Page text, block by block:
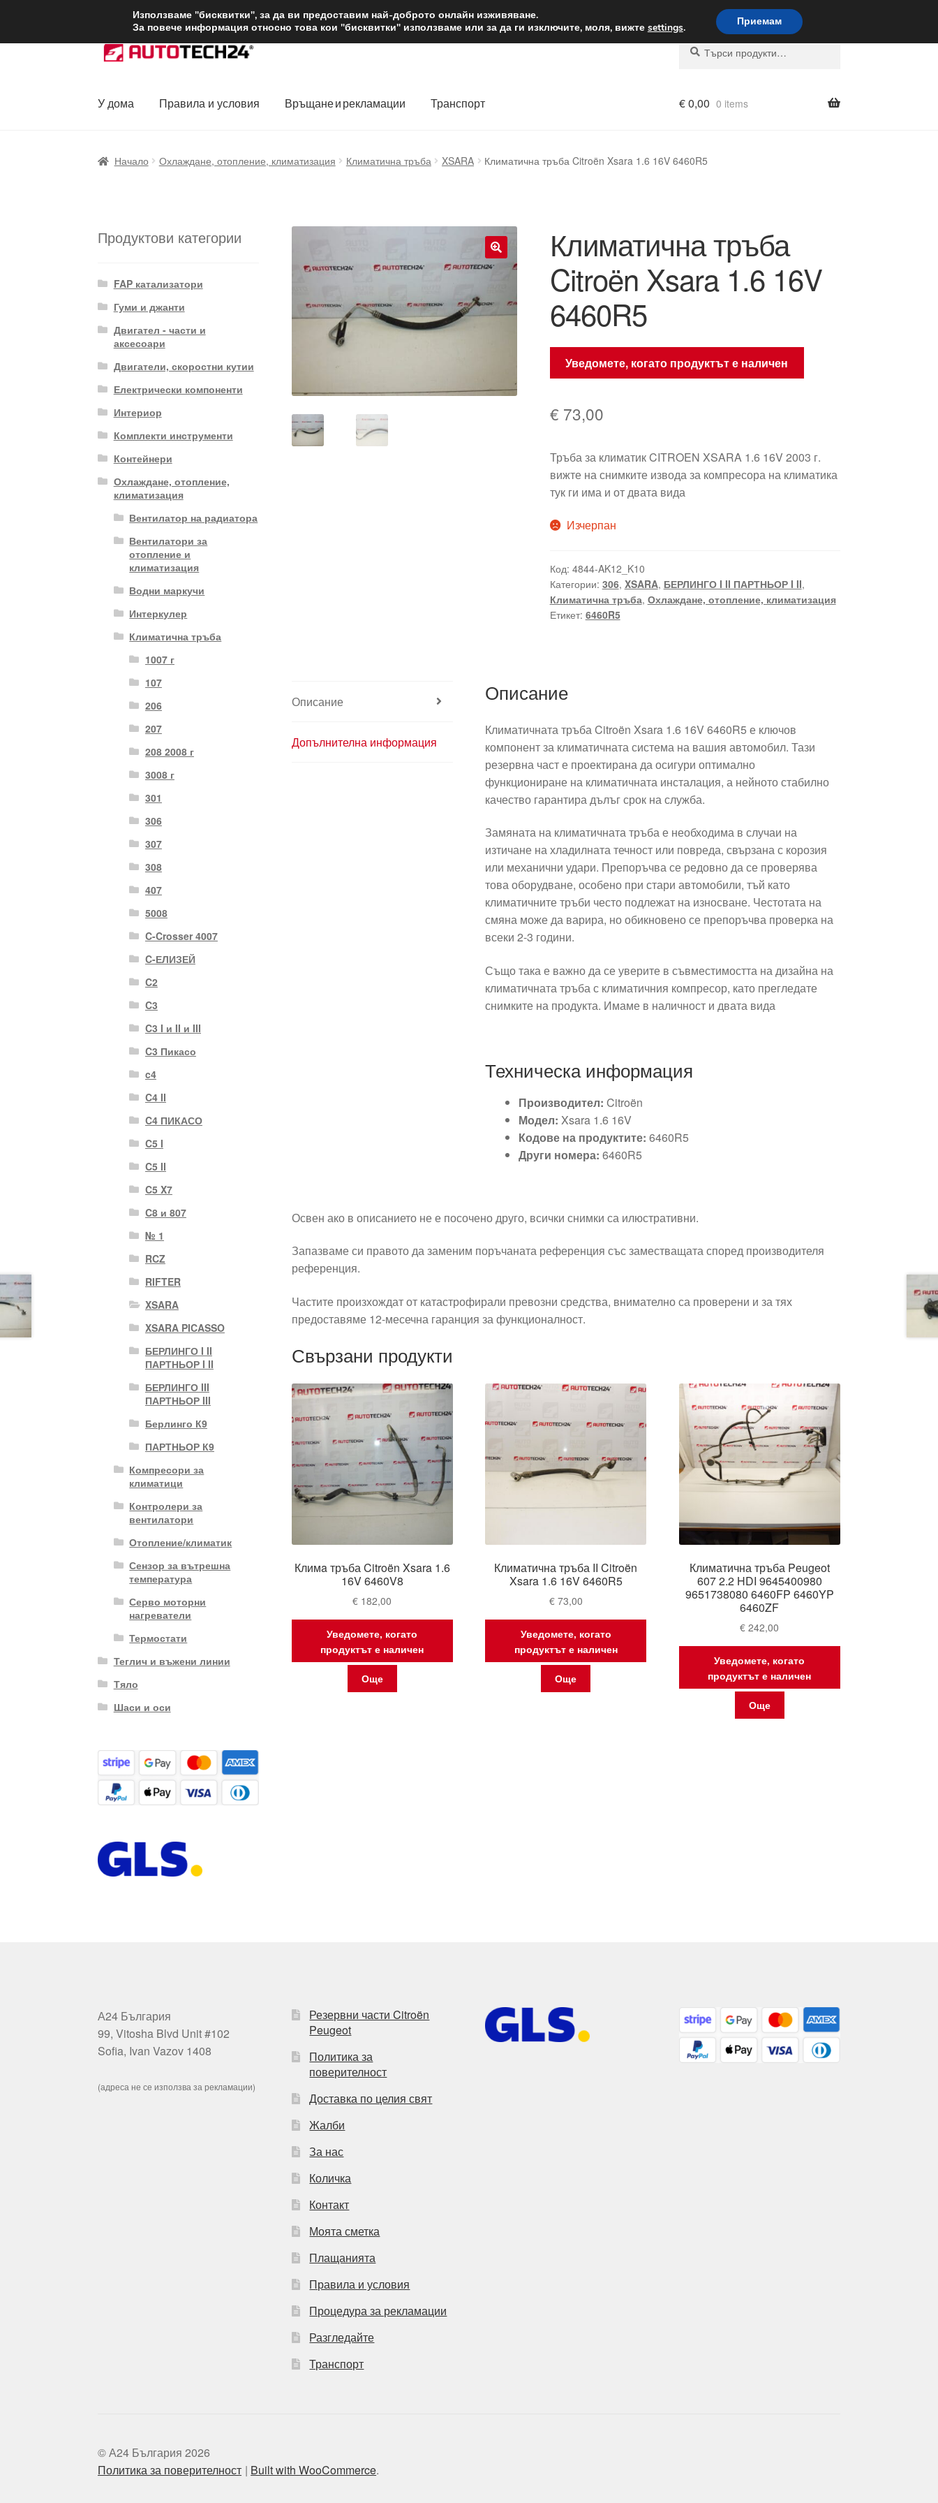
ДОСТАВКА от 12 лв. Доставка по целия свят
Skip
to
Skip
to
Търсене
Търсене
У дома Правила и условия Връщане и рекламации Транспорт €0,00 0 items
Начало Охлаждане, отопление, климатизация Климатична тръба XSARA Климатична тръба Citroën Xsara 1.6 16V 6460R5
🔍
Климатична тръба
Citroën Xsara 1.6 16V
6460R5
Уведомете, когато продуктът е наличен
€ 73,00
Тръба за климатик CITROEN XSARA 1.6 16V 2003 г.
вижте на снимките извода за компресора на климатика
тук ги има и от двата вида
Изчерпан
Код: 4844-AK12_K10
Категории: 306, XSARA, БЕРЛИНГО I II ПАРТНЬОР I II,
Климатична тръба, Охлаждане, отопление, климатизация
Етикет: 6460R5
Описание
Допълнителна информация
Описание
Климатичната тръба Citroën Xsara 1.6 16V 6460R5 е ключов
компонент за климатичната система на вашия автомобил. Тази
резервна част е проектирана да осигури оптимално
функциониране на климатичната инсталация, а нейното стабилно
качество гарантира дълъг срок на служба.
Замяната на климатичната тръба е необходима в случаи на
изтичане на хладилната течност или повреда, свързана с корозия
или механични удари. Препоръчва се редовно да се проверява
това оборудване, особено при стари автомобили, тъй като
климатичните тръби често подлежат на износване. Честотата на
смяна може да варира, но обикновено се препоръчва проверка на
всеки 2-3 години.
Също така е важно да се уверите в съвместимостта на дизайна на
климатичната тръба с климатичния компресор, като прегледате
снимките на продукта. Имаме в наличност и двата вида
Техническа информация
Производител: Citroën
Модел: Xsara 1.6 16V
Кодове на продуктите: 6460R5
Други номера: 6460R5
Освен ако в описанието не е посочено друго, всички снимки са илюстративни.
Запазваме си правото да заменим поръчаната референция със заместващата според производителя
референция.
Частите произхождат от катастрофирали превозни средства, внимателно са проверени и за тях
предоставяме 12-месечна гаранция за функционалност.
Свързани продукти
Климa тръба Citroën Xsara 1.6
16V 6460V8
€ 182,00
Уведомете, когато
продуктът е наличен
Още
Климатична тръба II Citroën
Xsara 1.6 16V 6460R5
€73,00
Уведомете, когато
продуктът е наличен
Още
Климатична тръба Peugeot
607 2.2 HDI 9645400980
9651738080 6460FP 6460YP
6460ZF
€ 242,00
Уведомете, когато
продуктът е наличен
Още
Продуктови категории
FAP катализатори
Гуми и джанти
Двигател - части и
аксесоари
Двигатели, скоростни кутии
Електрически компоненти
Интериор
Комплекти инструменти
Контейнери
Охлаждане, отопление,
климатизация
Вентилатор на радиатора
Вентилатори за
отопление и
климатизация
Водни маркучи
Интеркулер
Климатична тръба
1007 г
107
206
207
208 2008 г
3008 г
301
306
307
308
407
5008
C-Crosser 4007
C-ЕЛИЗЕЙ
C2
C3
C3 I и II и III
C3 Пикасо
c4
C4 II
C4 ПИКАСО
C5 I
C5 II
C5 X7
C8 и 807
№ 1
RCZ
RIFTER
XSARA
XSARA PICASSO
БЕРЛИНГО I II
ПАРТНЬОР I II
БЕРЛИНГО III
ПАРТНЬОР III
Берлинго К9
ПАРТНЬОР К9
Компресори за
климатици
Контролери за
вентилатори
Отопление/климатик
Сензор за вътрешна
температура
Серво моторни
нагреватели
Термостати
Теглич и въжени линии
Тяло
Шаси и оси
А24 България
99, Vitosha Blvd Unit #102
Sofia, Ivan Vazov 1408
(адреса не се използва за рекламации)
Резервни части Citroën
Peugeot
Политика за
поверителност
Доставка по целия свят
Жалби
За нас
Количка
Контакт
Моята сметка
Плащанията
Правила и условия
Процедура за рекламации
Разгледайте
Транспорт
© А24 България 2026
Политика за поверителност
Built with WooCommerce.
Използваме "бисквитки", за да ви предоставим най-доброто онлайн изживяване.
За повече информация относно това кои "бисквитки" използваме или за да ги изключите, моля, вижте settings. Приемам